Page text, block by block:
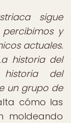
sigue
y
actuales.
historia del
del
un grupo de
cómo las
moldeando